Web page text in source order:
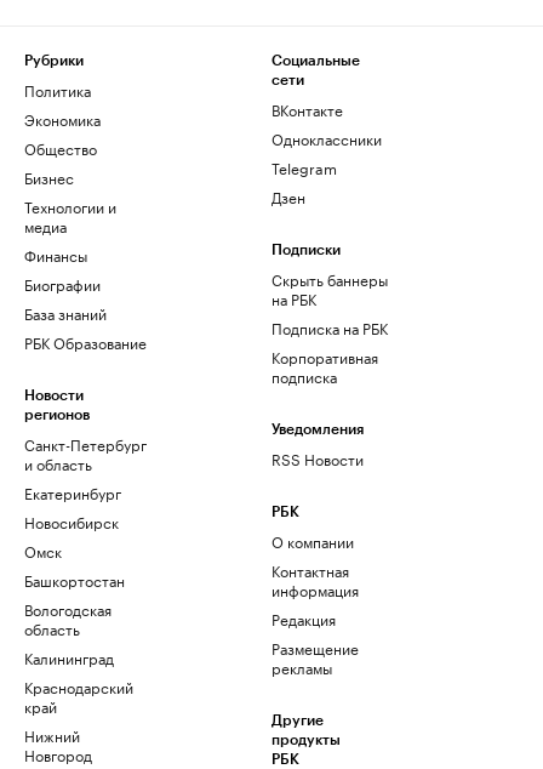
Рубрики
Политика
Экономика
Общество
Бизнес
Технологии и
медиа
Финансы
Биографии
База знаний
РБК Образование
Новости
регионов
Санкт-Петербург
и область
Екатеринбург
Новосибирск
Омск
Башкортостан
Вологодская
область
Калининград
Краснодарский
край
Нижний
Новгород
Социальные
сети
ВКонтакте
Одноклассники
Telegram
Дзен
Подписки
Скрыть баннеры
на РБК
Подписка на РБК
Корпоративная
подписка
Уведомления
RSS Новости
РБК
О компании
Контактная
информация
Редакция
Размещение
рекламы
Другие
продукты
РБК